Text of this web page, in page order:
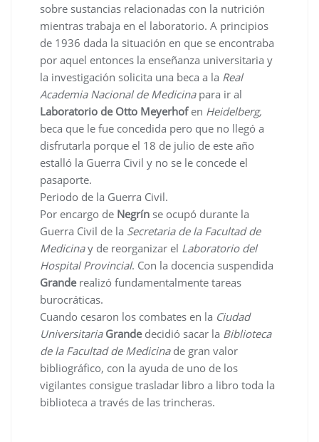
sobre sustancias relacionadas con la nutrición
mientras trabaja en el laboratorio. A principios
de 1936 dada la situación en que se encontraba
por aquel entonces la enseñanza universitaria y
la investigación solicita una beca a la Real
Academia Nacional de Medicinapara ir al
Laboratorio de Otto Meyerhofen Heidelberg,
beca que le fue concedida pero que no llegó a
disfrutarla porque el 18 de julio de este año
estalló la Guerra Civil y no se le concede el
pasaporte.
Periodo de la Guerra Civil.
Por encargo de Negrín se ocupó durante la
Guerra Civil de la Secretaria de la Facultad de
Medicinay de reorganizar el Laboratorio del
Hospital Provincial. Con la docencia suspendida
Granderealizó fundamentalmente tareas
burocráticas.
Cuando cesaron los combates en la Ciudad
Universitaria Grandedecidió sacar la Biblioteca
de la Facultad de Medicinade gran valor
bibliográfico, con la ayuda de uno de los
vigilantes consigue trasladar libro a libro toda la
biblioteca a través de las trincheras.